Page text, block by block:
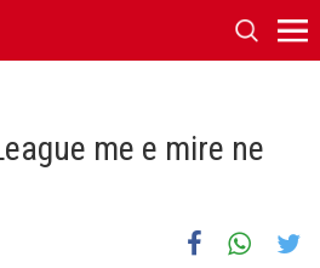
me e mire ne